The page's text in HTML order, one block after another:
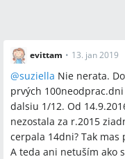
evittam • 13. jan 2019
@suziella Nie nerata.
prvých
dalsiu 1/12. Od
nezostala za r.2015
cerpala 14dni? Tak
A teda ani netuším ako